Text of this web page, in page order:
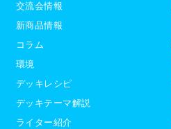
交流会情報
新商品情報
コラム
環境
デッキレシピ
デッキテーマ解説
ライター紹介